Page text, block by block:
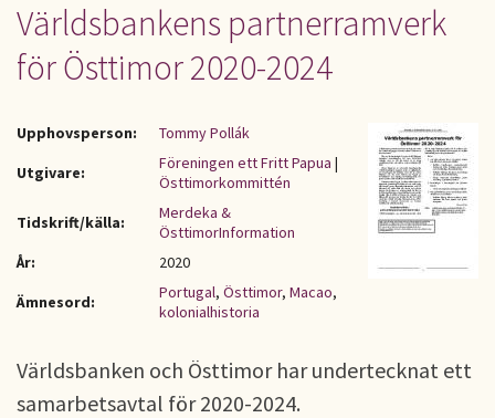
Världsbankens partnerramverk
för Östtimor 2020-2024
Upphovsperson:
Tommy Pollák
Utgivare:
Föreningen ett Fritt Papua |
Östtimorkommittén
Tidskrift/källa:
Merdeka &
ÖsttimorInformation
År:
2020
Ämnesord:
Portugal, Östtimor, Macao,
kolonialhistoria
Världsbanken och Östtimor har undertecknat ett
samarbetsavtal för 2020-2024.